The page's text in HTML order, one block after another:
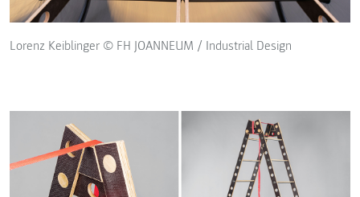
Lorenz Keiblinger © FH JOANNEUM / Industrial Design